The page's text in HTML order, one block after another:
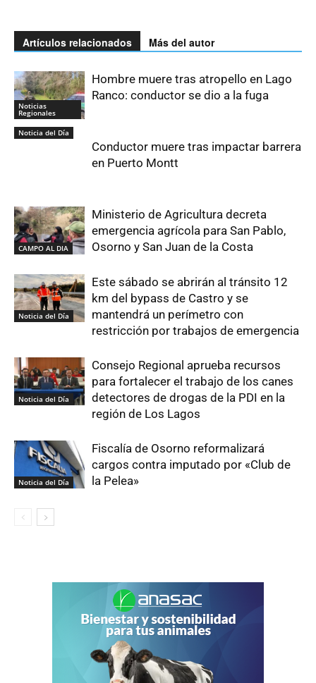
Artículos relacionados Más del autor
Noticias
Regionales
Hombre muere tras atropello en Lago
Ranco: conductor se dio a la fuga
Noticia del Día
Conductor muere tras impactar barrera
en Puerto Montt
CAMPO AL DIA
Ministerio de Agricultura decreta
emergencia agrícola para San Pablo,
Osorno y San Juan de la Costa
Noticia del Día
Este sábado se abrirán al tránsito 12
km del bypass de Castro y se
mantendrá un perímetro con
restricción por trabajos de emergencia
Noticia del Día
Consejo Regional aprueba recursos
para fortalecer el trabajo de los canes
detectores de drogas de la PDI en la
región de Los Lagos
Noticia del Día
Fiscalía de Osorno reformalizará
cargos contra imputado por «Club de
la Pelea»